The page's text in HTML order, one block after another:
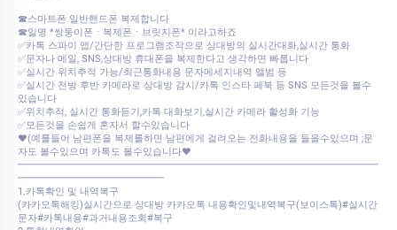
☎스마트폰 일반핸드폰 복제합니다
☎일명 *쌍둥이폰ㆍ복제폰ㆍ브릿지폰* 이라고하죠
✅카톡 스파이 앱/간단한 프로그램조작으로 상대방의 실시간대화,실시간 통화
✅문자나 메일, SNS,상대방 휴대폰을 복제한다고 생각하면 빠릅니다
✅실시간 위치추적 가능/최근통화내용 문자메세지내역 앨범 등
✅실시간 전방 후반 카메라로 상대방 감시/카톡 인스타 페북 등 SNS 모든것을 볼수
있습니다
✅위치추적, 실시간 통화듣기,카톡 대화보기,실시간 카메라 활성화 기능
✅모든것을 손쉽게 혼자서 할수있습니다
♥(예를들어 남편폰을 복제를하면 남편에게 걸려오는 전화내용을 들을수있으며 ;문
자도 볼수있으며 카톡도 볼수있습니다♥
━━━━━━━━━━━━━━━━━━━━━━━━━━━━━━━━━━━━━
━━━━━━━━━━━━━━━
1.카톡확인 및 내역복구
(카카오톡해킹)실시간으로 상대방 카카오톡 내용확인및내역복구(보이스톡)#실시간
문자#카톡내용#과거내용조회#복구